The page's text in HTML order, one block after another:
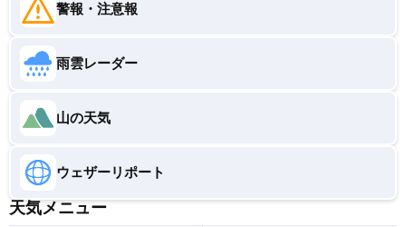
警報・注意報
雨雲レーダー
山の天気
ウェザーリポート
天気メニュー